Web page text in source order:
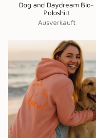
Dog and Daydream Bio-
Poloshirt
Ausverkauft